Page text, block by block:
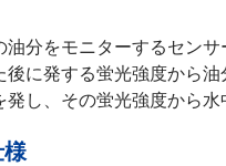
分をモニターするセン
に発する蛍光強度から
し、その蛍光強度から